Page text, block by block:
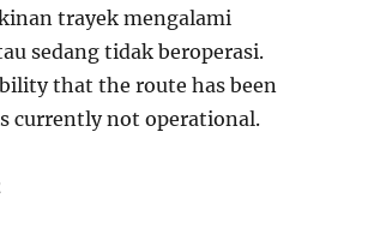
trayek mengalami
sedang tidak beroperasi.
that the route has been
currently not operational.